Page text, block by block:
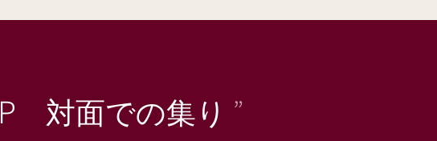
対面での集り